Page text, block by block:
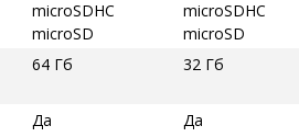
microSDHC
microSD
microSDHC
microSD
64 Гб 32 Гб
Да Да